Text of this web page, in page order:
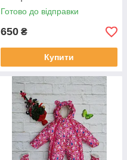
Готово до відправки
650 ₴
Купити